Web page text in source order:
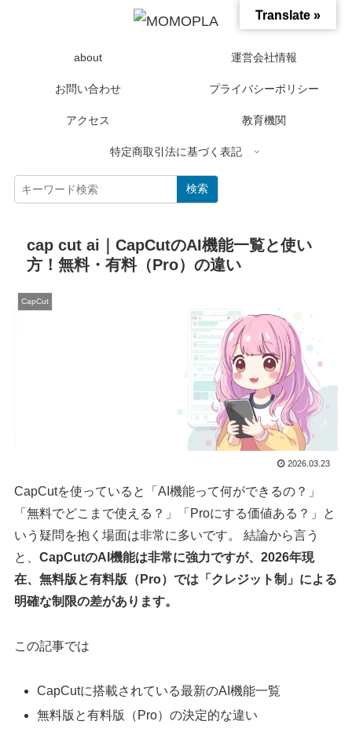
about 運営会社情報
お問い合わせ プライバシーポリシー
アクセス 教育機関
特定商取引法に基づく表記
検索
cap cut ai｜CapCutのAI機能一覧と使い
方！無料・有料（Pro）の違い
CapCut
2026.03.23
CapCutを使っていると「AI機能って何ができるの？」
「無料でどこまで使える？」「Proにする価値ある？」と
いう疑問を抱く場面は非常に多いです。 結論から言う
と、CapCutのAI機能は非常に強力ですが、2026年現
在、無料版と有料版（Pro）では「クレジット制」による
明確な制限の差があります。
この記事では
CapCutに搭載されている最新のAI機能一覧
無料版と有料版（Pro）の決定的な違い
Translate »